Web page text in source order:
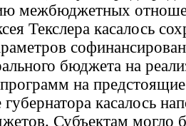
межбюджетных
Текслера касалось
бюджета на
на
касалось
Субъектам могло